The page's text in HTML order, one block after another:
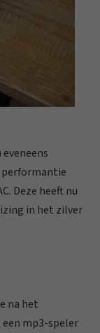
performantie
Deze heeft nu
in het zilver
na het
een mp3-speler